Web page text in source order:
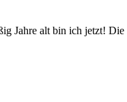
Jahre alt bin ich jetzt! Die